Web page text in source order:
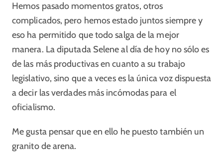
Hemos pasado momentos gratos, otros
complicados, pero hemos estado juntos siempre y
eso ha permitido que todo salga de la mejor
manera. La diputada Selene al día de hoy no sólo es
de las más productivas en cuanto a su trabajo
legislativo, sino que a veces es la única voz dispuesta
a decir las verdades más incómodas para el
oficialismo.
Me gusta pensar que en ello he puesto también un
granito de arena.